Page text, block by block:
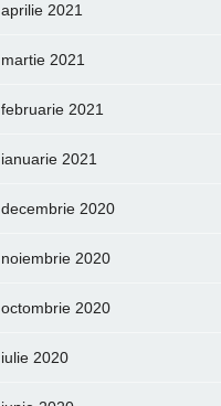
aprilie 2021
martie 2021
februarie 2021
ianuarie 2021
decembrie 2020
noiembrie 2020
octombrie 2020
iulie 2020